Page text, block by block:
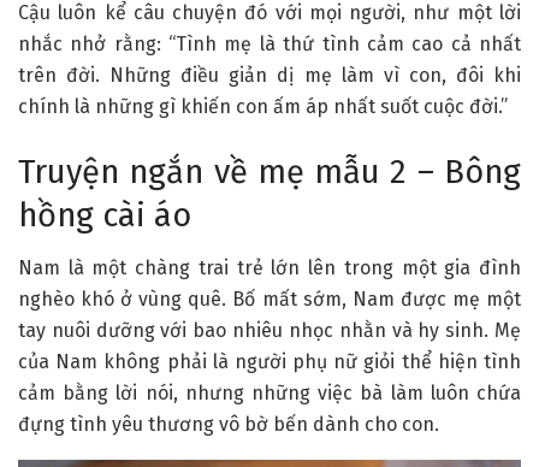
Cậu luôn kể câu chuyện đó với mọi người, như một lời
nhắc nhở rằng: “Tình mẹ là thứ tình cảm cao cả nhất
trên đời. Những điều giản dị mẹ làm vì con, đôi khi
chính là những gì khiến con ấm áp nhất suốt cuộc đời.”
Truyện ngắn về mẹ mẫu 2 – Bông
hồng cài áo
Nam là một chàng trai trẻ lớn lên trong một gia đình
nghèo khó ở vùng quê. Bố mất sớm, Nam được mẹ một
tay nuôi dưỡng với bao nhiêu nhọc nhằn và hy sinh. Mẹ
của Nam không phải là người phụ nữ giỏi thể hiện tình
cảm bằng lời nói, nhưng những việc bà làm luôn chứa
đựng tình yêu thương vô bờ bến dành cho con.